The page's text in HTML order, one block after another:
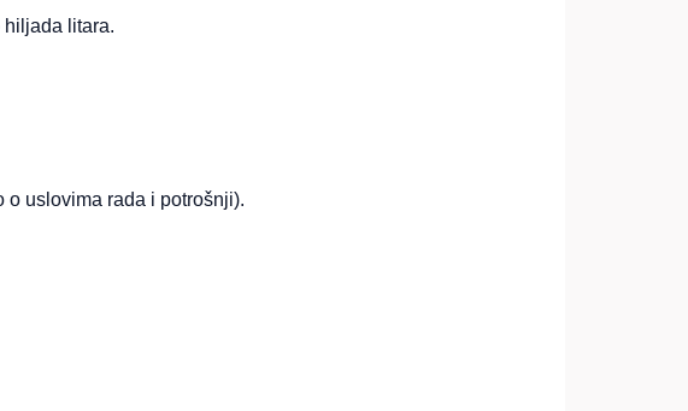
hiljada litara.
uslovima rada i potrošnji).